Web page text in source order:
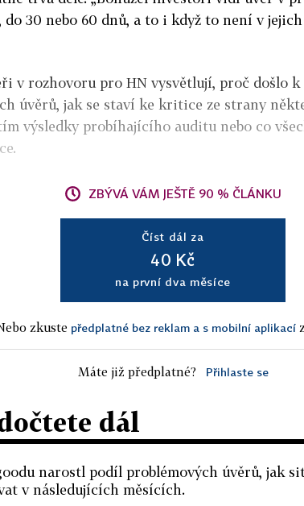
30 nebo 60 dnů, a to i když to není v jejich
v rozhovoru pro HN vysvětlují, proč došlo
úvěrů, jak se staví ke kritice ze strany
výsledky probíhajícího auditu nebo co
ZBÝVÁ VÁM JEŠTĚ 90 % ČLÁNKU
Číst dál za
40 Kč
na první dva měsíce
zkuste předplatné bez reklam a s mobilní aplikací
Máte již předplatné? Přihlaste se
dál
narostl podíl problémových úvěrů, jak
v následujících měsících.